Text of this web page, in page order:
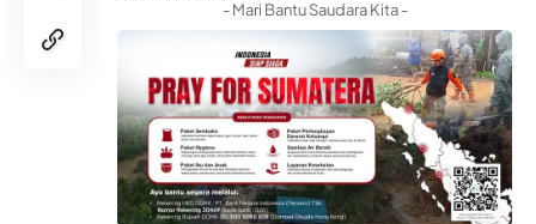
- Mari Bantu Saudara Kita -